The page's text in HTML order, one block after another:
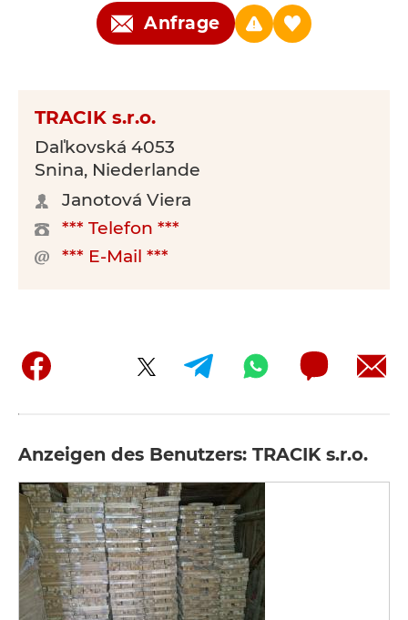
Anfrage
TRACIK s.r.o.
Daľkovská 4053
Snina, Niederlande
Janotová Viera
*** Telefon ***
*** E-Mail ***
Anzeigen des Benutzers: TRACIK s.r.o.